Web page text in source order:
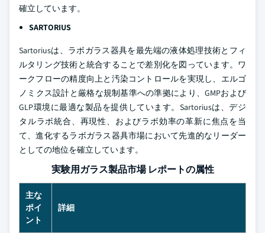
確立しています。
SARTORIUS
Sartoriusは、ラボガラス器具を最先端の液体処理技術とフィ
ルタリング技術と統合することで差別化を図っています。ワ
ークフローの精度向上と汚染コントロールを実現し、エルゴ
ノミクス設計と厳格な規制基準への準拠により、GMPおよび
GLP環境に最適な製品を提供しています。Sartoriusは、デジ
タルラボ統合、再現性、およびラボ効率の革新に焦点を当
て、進化するラボガラス器具市場において先進的なリーダー
としての地位を確立しています。
実験用ガラス製品市場 レポートの属性
主な
ポイ
ント
詳細